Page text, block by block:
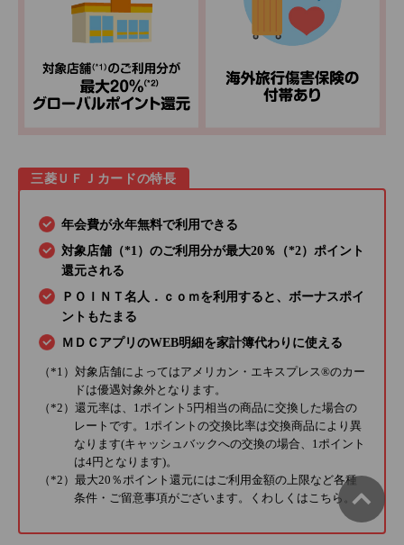
三菱ＵＦＪカードの特長
年会費が永年無料で利用できる
対象店舗（*1）のご利用分が最大20％（*2）ポイント
還元される
ＰＯＩＮＴ名人．ｃｏｍを利用すると、ボーナスポイ
ントもたまる
ＭＤＣアプリのWEB明細を家計簿代わりに使える
（*1）対象店舗によってはアメリカン・エキスプレス®のカー
ドは優遇対象外となります。
（*2）還元率は、1ポイント5円相当の商品に交換した場合の
レートです。1ポイントの交換比率は交換商品により異
なります(キャッシュバックへの交換の場合、1ポイント
は4円となります)。
（*2）最大20％ポイント還元にはご利用金額の上限など各種
条件・ご留意事項がございます。くわしくは こちら 。